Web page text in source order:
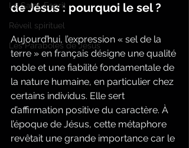
Le Saint-Esprit
Réveil spirituel
Les Paraboles de Jésus
de Jésus : pourquoi le sel ?
Aujourd’hui, l’expression « sel de la
terre » en français désigne une qualité
noble et une fiabilité fondamentale de
la nature humaine, en particulier chez
certains individus. Elle sert
d’affirmation positive du caractère. À
l’époque de Jésus, cette métaphore
revêtait une grande importance car le